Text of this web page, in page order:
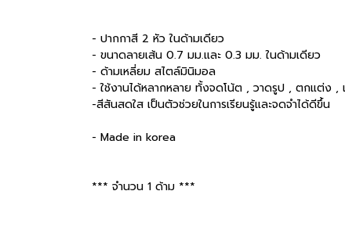
- ปากกาสี 2 หัว ในด้ามเดียว
- ขนาดลายเส้น 0.7 มม.และ 0.3 มม. ในด้ามเดียว
- ด้ามเหลี่ยม สไตล์มินิมอล
- ใช้งานได้หลากหลาย ทั้งจดโน้ต , วาดรูป , ตกแต่ง
-สีสันสดใส เป็นตัวช่วยในการเรียนรู้และจดจำได้ดีขึ้น
- Made in korea
*** จำนวน 1 ด้าม ***